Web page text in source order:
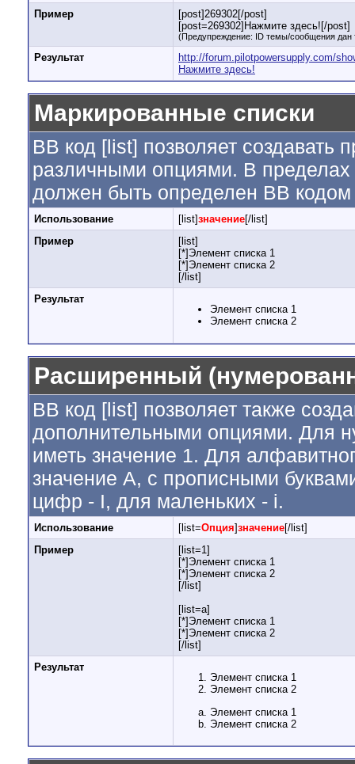
Пример
[post]269302[/post]
[post=269302]Нажмите здесь![/post]
(Предупреждение: ID темы/сообщения
Результат
http://forum.pilotpowersupply.com/
Нажмите здесь!
Маркированные списки
BB код [list] позволяет создавать
различными опциями. В
должен быть определен BB
Использование [list]значение[/list]
Пример
[list]
[*]Элемент списка 1
[*]Элемент списка 2
[/list]
Результат
Элемент списка 1
Элемент списка 2
Расширенный
BB код [list] позволяет также
дополнительными опциями. Для
иметь значение 1. Для
значение A, с прописными
цифр - I, для маленьких - i.
Использование [list=Опция]значение[/list]
Пример
[list=1]
[*]Элемент списка 1
[*]Элемент списка 2
[/list]
[list=a]
[*]Элемент списка 1
[*]Элемент списка 2
[/list]
Результат
Элемент списка 1
Элемент списка 2
Элемент списка 1
Элемент списка 2